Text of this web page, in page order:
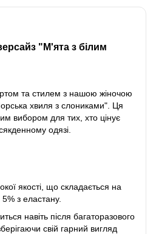
"М'ята з білим
та стилем з нашою жіночою
хвиля з слониками". Ця
вибором для тих, хто цінує
одязі.
якості, що складається на
з еластану.
навіть після багаторазового
свій гарний вигляд